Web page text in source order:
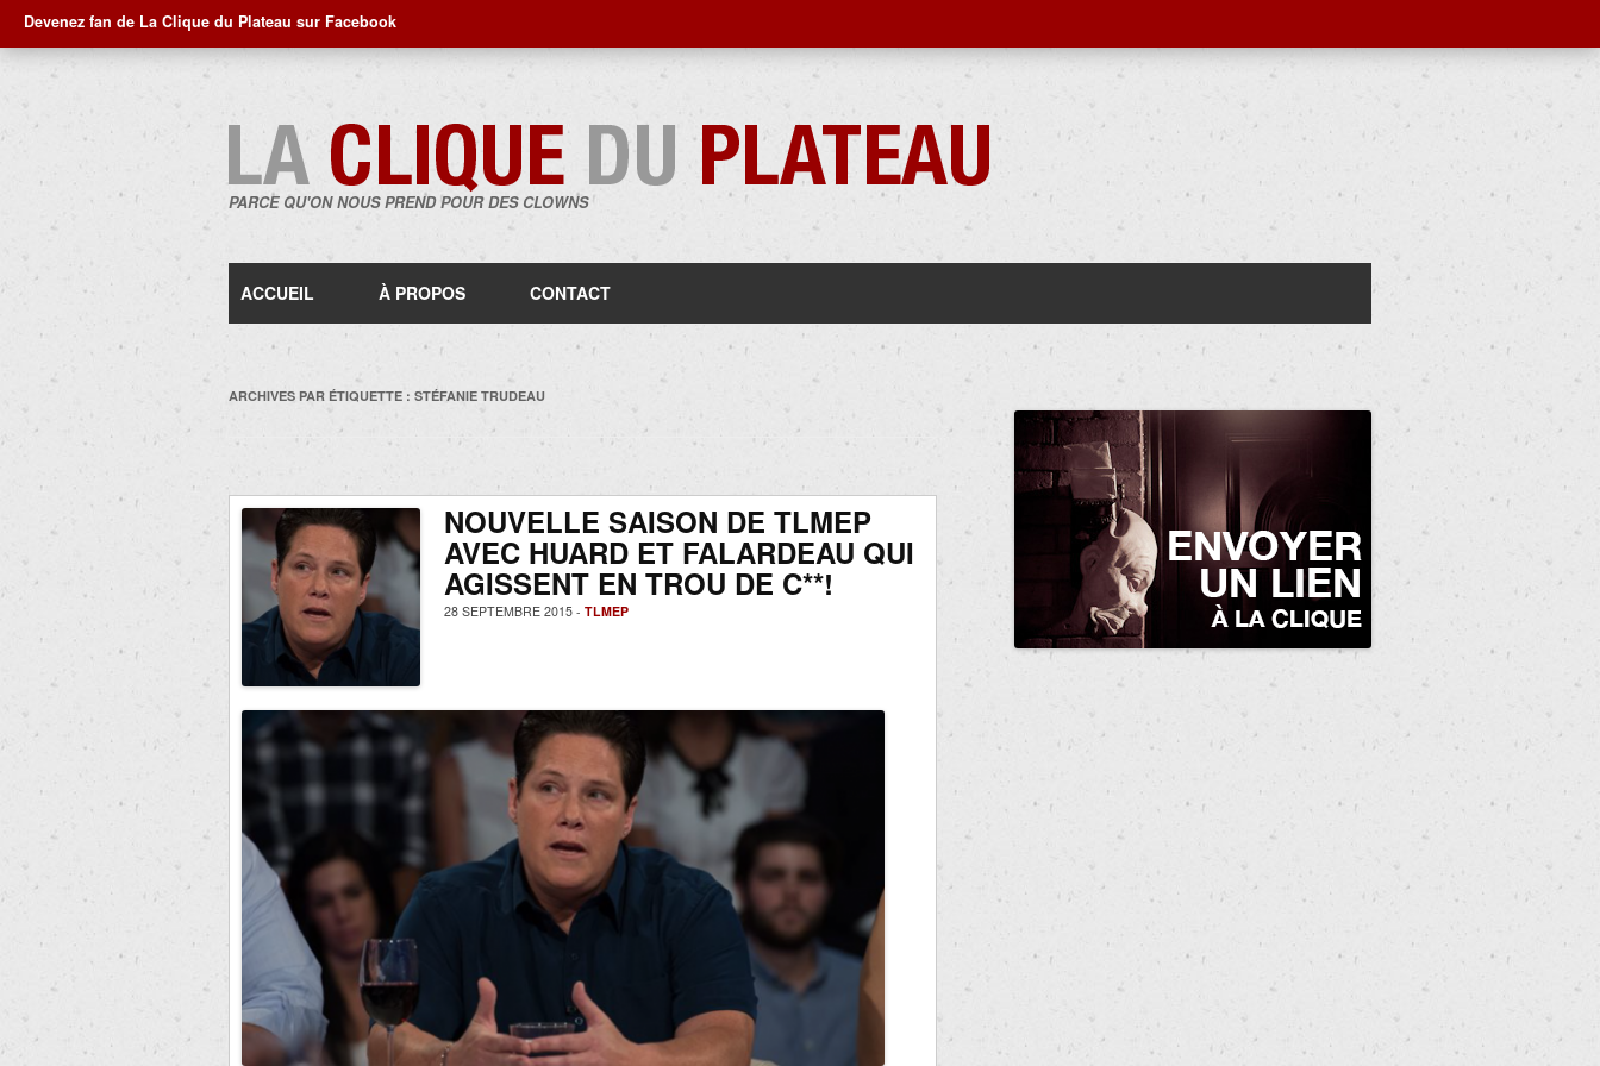
Devenez fan de La Clique du Plateau sur Facebook
PARCE QU'ON NOUS PREND POUR DES CLOWNS
au
ACCUEIL À PROPOS CONTACT
ARCHIVES PAR ÉTIQUETTE : STÉFANIE TRUDEAU
NOUVELLE SAISON DE TLMEP
AVEC HUARD ET FALARDEAU QUI
AGISSENT EN TROU DE C**!
28 SEPTEMBRE 2015 - TLMEP